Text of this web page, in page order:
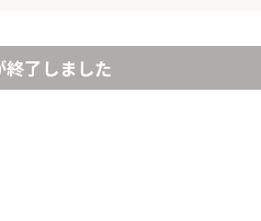
終了しました